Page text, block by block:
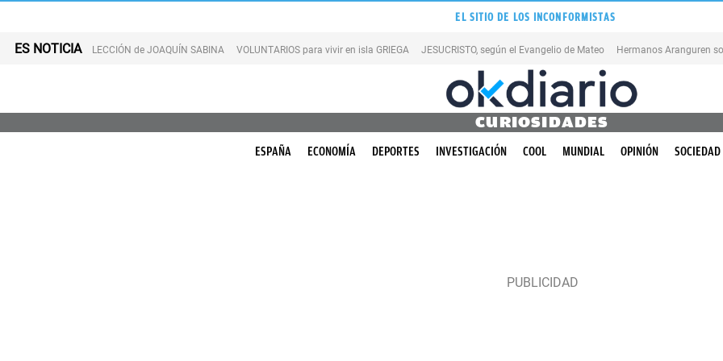
EL SITIO DE LOS INCONFORMISTAS
ES NOTICIA LECCIÓN de JOAQUÍN SABINA VOLUNTARIOS para vivir en isla GRIEGA JESUCRISTO, según el Evangelio de Mateo Hermanos Aranguren
CURIOSIDADES
ESPAÑA ECONOMÍA DEPORTES INVESTIGACIÓN COOL MUNDIAL OPINIÓN SOCIEDAD